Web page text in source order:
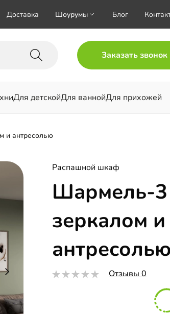
Доставка Шоурумы Блог
Заказать звонок
Для детскойДля ваннойДля прихожей
и антресолью
Распашной шкаф
Шармель-
зеркалом и
антресолью
Отзывы 0